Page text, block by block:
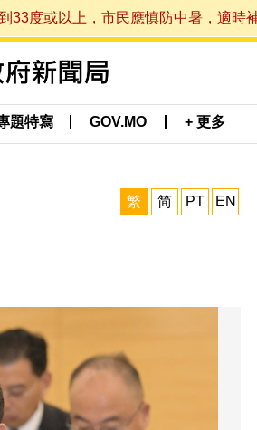
度或以上，市民應慎防中暑，適時
題特寫 GOV.MO + 更多
繁 简 PT EN